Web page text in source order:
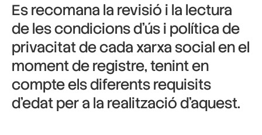
Es recomana la revisió i la lectura
de les condicions d’ús i política de
privacitat de cada xarxa social en el
moment de registre, tenint en
compte els diferents requisits
d’edat per a la realització d’aquest.